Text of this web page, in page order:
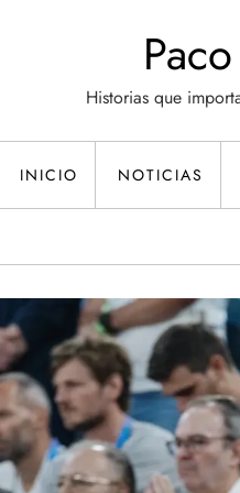
Historias que
INICIO NOTICIAS